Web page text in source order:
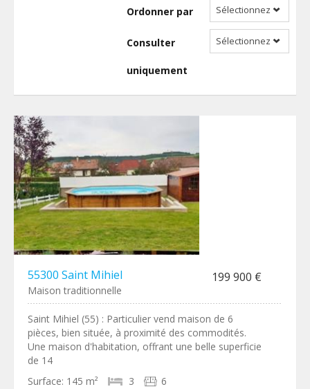
Ordonner par Sélectionnez
Consulter
uniquement
Sélectionnez
55300 Saint Mihiel 199 900 €
Maison traditionnelle
Saint Mihiel (55) : Particulier vend maison de 6
pièces, bien située, à proximité des commodités.
Une maison d'habitation, offrant une belle superficie
de 14
Surface: 145 m² 3 6